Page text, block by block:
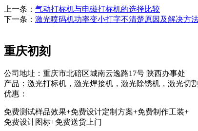
上一条： 气动打标机与电磁打标机的选择比较
下一条： 激光喷码机功率变小打字不清楚原因及解决方
重庆初刻
公司地址：重庆市北碚区城南云逸路17号 陕西办事处
产品：激光打标机，激光焊接机，激光除锈机，激光切
优惠：
免费测试样品效果+免费设计定制方案+免费制作工装+
免费设计图标+免费送货上门